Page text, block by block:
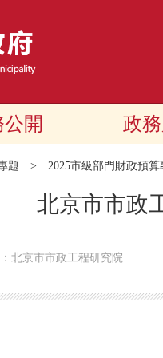
開 政
題 > 2025市級部門財政預算
北京市市政
北京市市政工程研究院